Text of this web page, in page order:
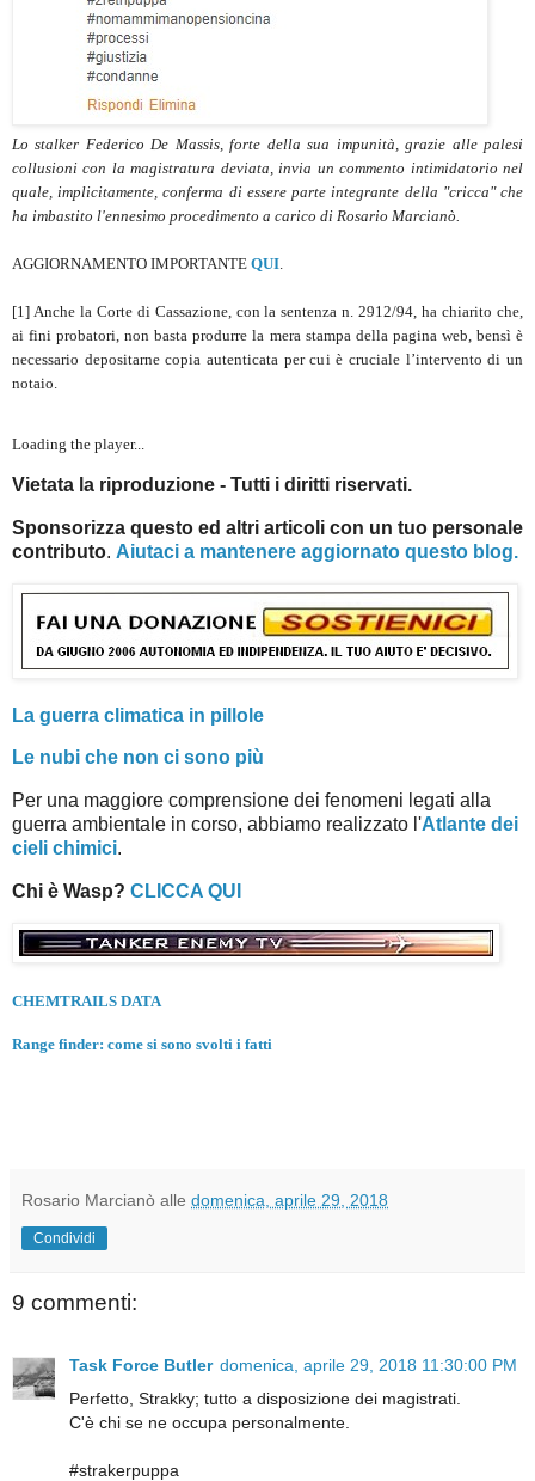
Lo stalker Federico De Massis, forte della sua impunità, grazie alle palesi
collusioni con la magistratura deviata, invia un commento intimidatorio nel
quale, implicitamente, conferma di essere parte integrante della "cricca" che
ha imbastito l'ennesimo procedimento a carico di Rosario Marcianò.
AGGIORNAMENTO IMPORTANTE QUI
[1] Anche la Corte di Cassazione, con la sentenza n. 2912/94, ha chiarito che,
ai fini probatori, non basta produrre la mera stampa della pagina web, bensì è
necessario depositarne copia autenticata per cui è cruciale l’intervento di un
notaio.
Loading the player...
Vietata la riproduzione - Tutti i diritti riservati.
Sponsorizza questo ed altri articoli con un tuo personale
contributo. Aiutaci a mantenere aggiornato questo blog.
La guerra climatica in pillole
Le nubi che non ci sono più
Per una maggiore comprensione dei fenomeni legati alla
guerra ambientale in corso, abbiamo realizzato l'Atlante dei
cieli chimici.
Chi è Wasp? CLICCA QUI
CHEMTRAILS DATA
Range finder: come si sono svolti i fatti
Rosario Marcianò alle domenica, aprile 29, 2018
Condividi
9 commenti:
Task Force Butler domenica, aprile 29, 2018 11:30:00 PM
Perfetto, Strakky; tutto a disposizione dei magistrati.
C'è chi se ne occupa personalmente.
#strakerpuppa